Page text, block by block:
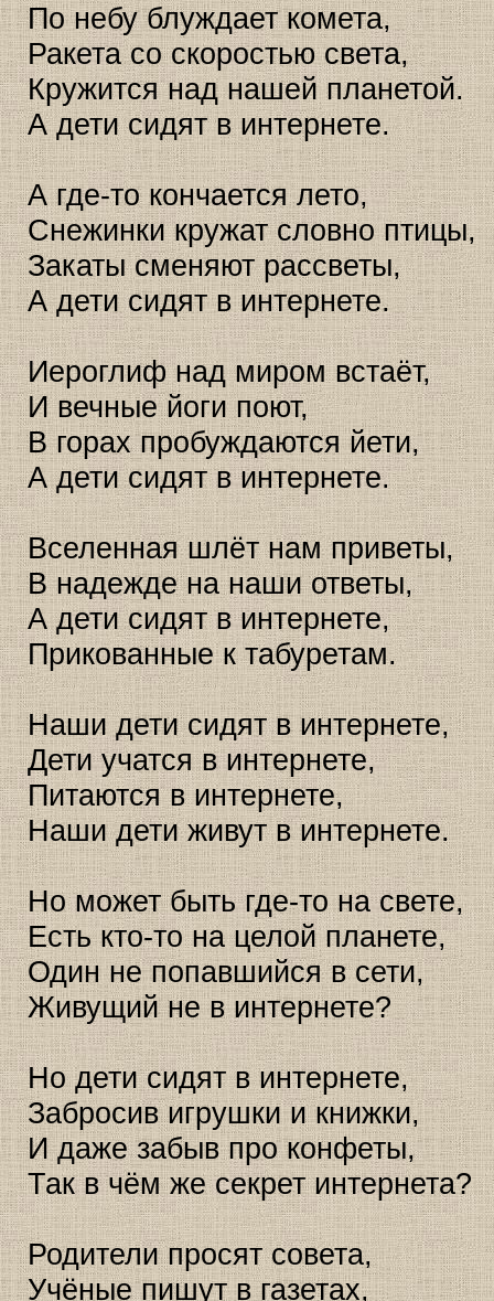
По небу блуждает комета,
Ракета со скоростью света,
Кружится над нашей планетой.
А дети сидят в интернете.
А где-то кончается лето,
Снежинки кружат словно птицы,
Закаты сменяют рассветы,
А дети сидят в интернете.
Иероглиф над миром встаёт,
И вечные йоги поют,
В горах пробуждаются йети,
А дети сидят в интернете.
Вселенная шлёт нам приветы,
В надежде на наши ответы,
А дети сидят в интернете,
Прикованные к табуретам.
Наши дети сидят в интернете,
Дети учатся в интернете,
Питаются в интернете,
Наши дети живут в интернете.
Но может быть где-то на свете,
Есть кто-то на целой планете,
Один не попавшийся в сети,
Живущий не в интернете?
Но дети сидят в интернете,
Забросив игрушки и книжки,
И даже забыв про конфеты,
Так в чём же секрет интернета?
Родители просят совета,
Учёные пишут в газетах,